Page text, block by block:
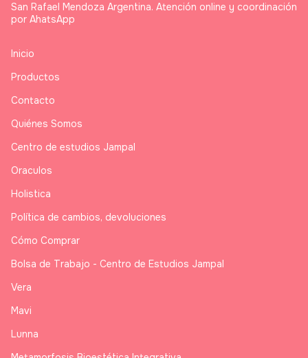
San Rafael Mendoza Argentina. Atención online y coordinación
por AhatsApp
Inicio
Productos
Contacto
Quiénes Somos
Centro de estudios Jampal
Oraculos
Holistica
Política de cambios, devoluciones
Cómo Comprar
Bolsa de Trabajo - Centro de Estudios Jampal
Vera
Mavi
Lunna